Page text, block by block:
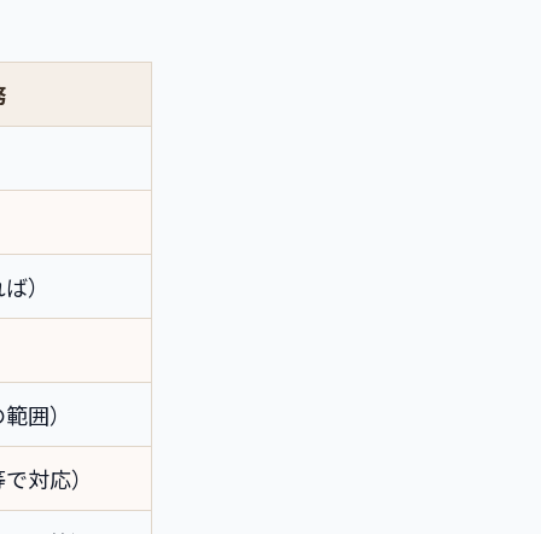
）
囲）
対応）